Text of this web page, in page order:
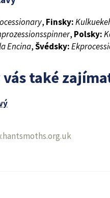
, Finsky:
, Polsky:
Encina,Švédsky:
také